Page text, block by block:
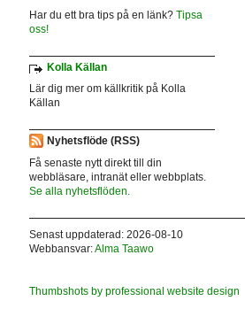
Har du ett bra tips på en länk? Tipsa
oss!
Kolla Källan
Lär dig mer om källkritik på Kolla
Källan
Nyhetsflöde (RSS)
Få senaste nytt direkt till din
webbläsare, intranät eller webbplats.
Se alla nyhetsflöden.
Senast uppdaterad: 2026-08-10
Webbansvar:Alma Taawo
Thumbshots by professional website design